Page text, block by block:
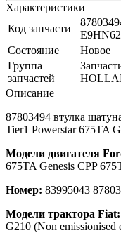
Характеристики
Код запчасти
Состояние
Новое
Группа
запчастей
Описание
87803494 втулка
Tier1 Powerstar 675TA
Модели двигателя
675TA Genesis CPP
Номер: 83995043
Модели трактора Fiat:
G210 (Non emissionised